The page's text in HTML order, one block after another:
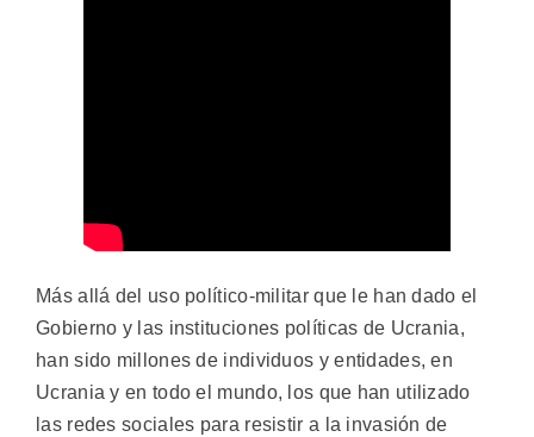
Más allá del uso político-militar que le han dado el
Gobierno y las instituciones políticas de Ucrania,
han sido millones de individuos y entidades, en
Ucrania y en todo el mundo, los que han utilizado
las redes sociales para resistir a la invasión de